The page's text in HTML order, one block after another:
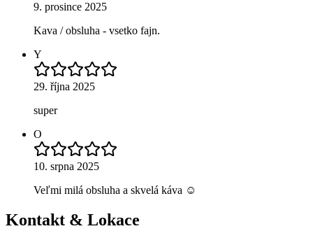
9. prosince 2025
Kava / obsluha - vsetko fajn.
Y
29. října 2025
super
O
10. srpna 2025
Veľmi milá obsluha a skvelá káva ☺️
Kontakt & Lokace